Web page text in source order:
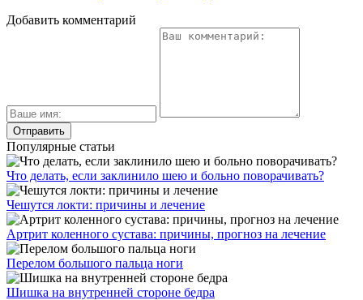
Добавить комментарий
Популярные статьи
Что делать, если заклинило шею и больно поворачивать?
Чешутся локти: причины и лечение
Артрит коленного сустава: причины, прогноз на лечение
Перелом большого пальца ноги
Шишка на внутренней стороне бедра